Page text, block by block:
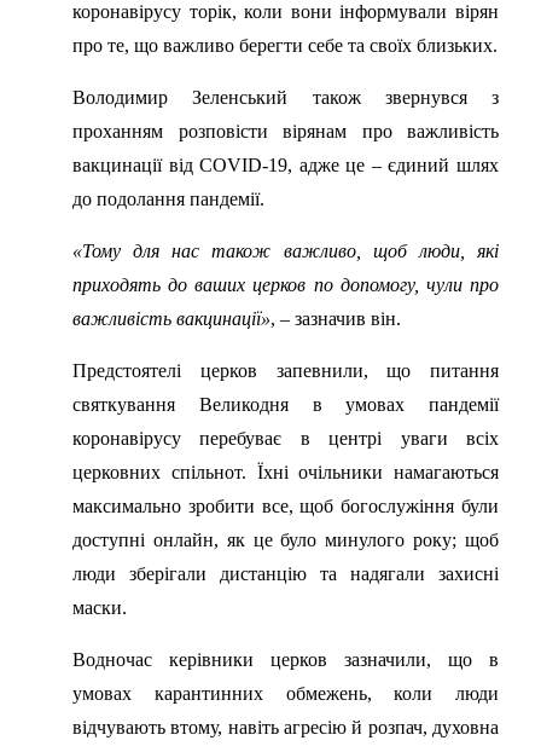
коронавірусу торік, коли вони інформували вірян
про те, що важливо берегти себе та своїх близьких.
Володимир Зеленський також звернувся з
проханням розповісти вірянам про важливість
вакцинації від COVID-19, адже це – єдиний шлях
до подолання пандемії.
«Тому для нас також важливо, щоб люди, які
приходять до ваших церков по допомогу, чули про
важливість вакцинації», – зазначив він.
Предстоятелі церков запевнили, що питання
святкування Великодня в умовах пандемії
коронавірусу перебуває в центрі уваги всіх
церковних спільнот. Їхні очільники намагаються
максимально зробити все, щоб богослужіння були
доступні онлайн, як це було минулого року; щоб
люди зберігали дистанцію та надягали захисні
маски.
Водночас керівники церков зазначили, що в
умовах карантинних обмежень, коли люди
відчувають втому, навіть агресію й розпач, духовна